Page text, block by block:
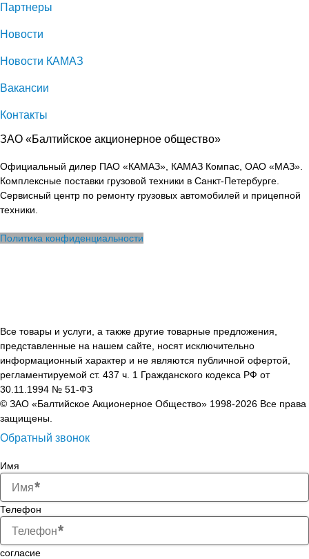
Партнеры
Новости
Новости КАМАЗ
Вакансии
Контакты
ЗАО «Балтийское акционерное общество»
Официальный дилер ПАО «КАМАЗ», КАМАЗ Компас, ОАО «МАЗ».
Комплексные поставки грузовой техники в Санкт-Петербурге.
Сервисный центр по ремонту грузовых автомобилей и прицепной
техники.
Политика конфиденциальности
Все товары и услуги, а также другие товарные предложения,
представленные на нашем сайте, носят исключительно
информационный характер и не являются публичной офертой,
регламентируемой ст. 437 ч. 1 Гражданского кодекса РФ от
30.11.1994 № 51-ФЗ
© ЗАО «Балтийское Акционерное Общество» 1998-2026 Все права
защищены.
Обратный звонок
Имя
Телефон
согласие